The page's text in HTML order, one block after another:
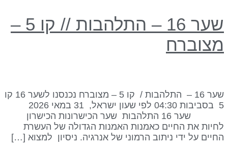
שער 16 – התלהבות // קו 5 –
שער 16 – התלהבות / קו 5 – מצוברח נכנסנו לשער 16 קו
5 בסביבות 04:30 לפי שעון ישראל, 31 במאי 2026
שער 16 התלהבות שער הכישרונות הכישרון
את החיים כאמנות האמנות הגדולה של העשרת
על ידי ניתוב הרמוני של אנרגיה. ניסיון למצוא […]